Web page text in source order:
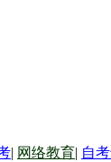
| 网络教育| 自